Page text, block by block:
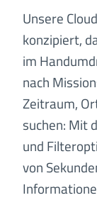
Unsere
konzipiert,
im
nach
Zeitraum,
suchen: Mit
und
von